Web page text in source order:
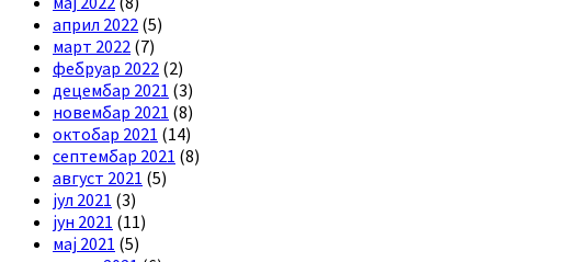
април 2022 (5)
март 2022 (7)
фебруар 2022 (2)
децембар 2021 (3)
новембар 2021 (8)
октобар 2021 (14)
септембар 2021 (8)
август 2021 (5)
јул 2021 (3)
јун 2021 (11)
мај 2021 (5)